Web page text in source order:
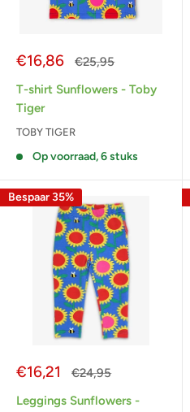
Actieprijs
€16,86
Normale
€25,95
T-shirt Sunflowers - Toby
Tiger
TOBY TIGER
Op voorraad, 6 stuks
Bespaar 35%
Actieprijs
€16,21
Normale
€24,95
Leggings Sunflowers -